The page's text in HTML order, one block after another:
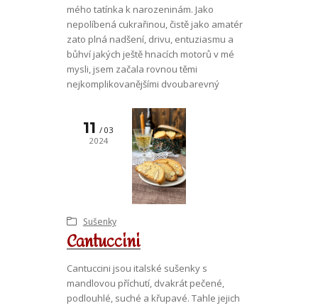
mého tatínka k narozeninám. Jako
nepolíbená cukrařinou, čistě jako amatér
zato plná nadšení, drivu, entuziasmu a
bůhví jakých ještě hnacích motorů v mé
mysli, jsem začala rovnou těmi
nejkomplikovanějšími dvoubarevný
Cantuccini
11
03
2024
Sušenky
Cantuccini jsou italské sušenky s
mandlovou příchutí, dvakrát pečené,
podlouhlé, suché a křupavé. Tahle jejich